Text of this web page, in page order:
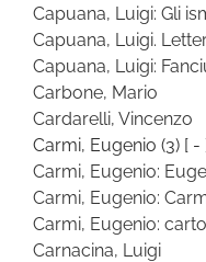
Capuana, Luigi: Gli
Capuana, Luigi.
Capuana, Luigi:
Carbone, Mario
Cardarelli, Vincenzo
Carmi, Eugenio (3) [ -
Carmi, Eugenio:
Carmi, Eugenio:
Carmi, Eugenio:
Carnacina, Luigi